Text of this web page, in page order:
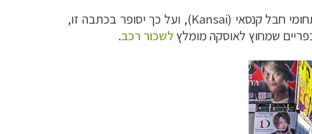
חבל קנסאי (Kansai), ועל כך יסופר בכתבה זו,
שמחוץ לאוסקה מומלץ לשכור רכב.